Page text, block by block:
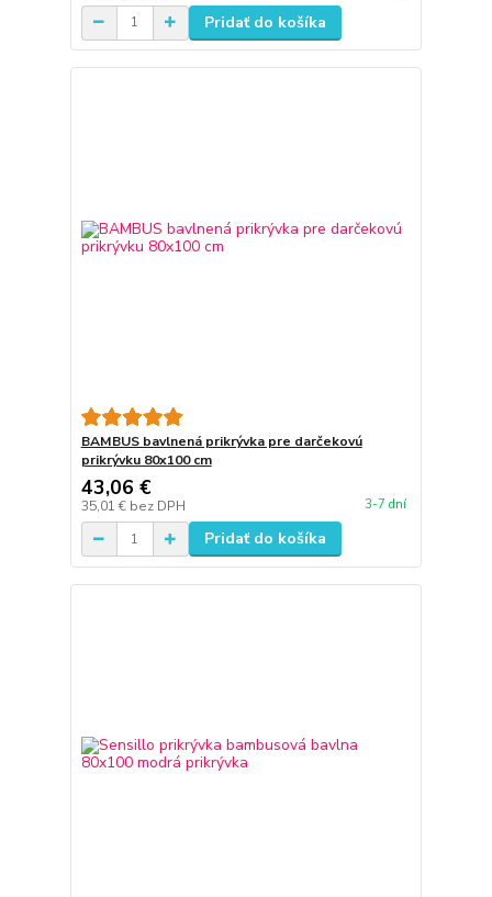
Pridať do košíka
BAMBUS bavlnená prikrývka pre darčekovú
prikrývku 80x100 cm
43,06 €
35,01 € bez DPH 3-7 dní
Pridať do košíka